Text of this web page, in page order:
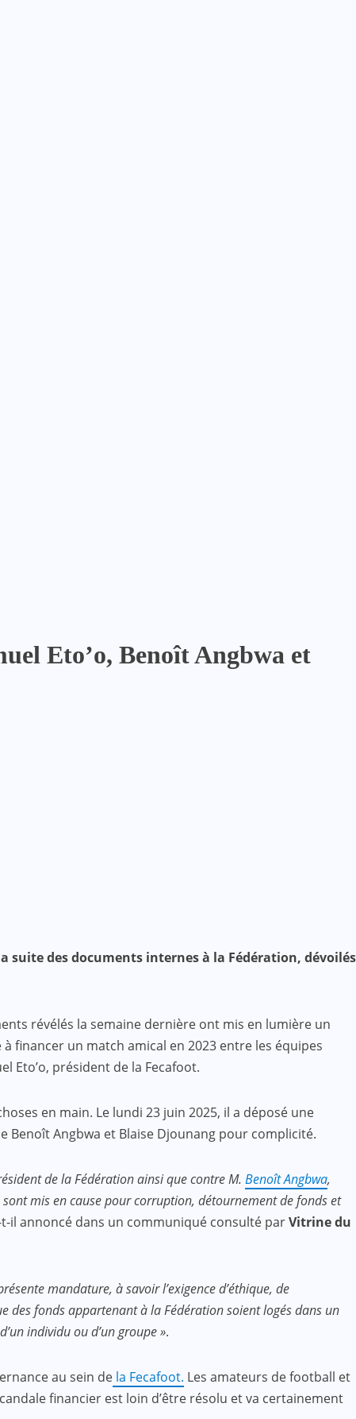
Eto’o, Benoît Angbwa et
des documents internes à la Fédération, dévoilés
révélés la semaine dernière ont mis en lumière un
financer un match amical en 2023 entre les équipes
Eto’o, président de la Fecafoot.
en main. Le lundi 23 juin 2025, il a déposé une
Benoît Angbwa et Blaise Djounang pour complicité.
de la Fédération ainsi que contre M. Benoît Angbwa,
mis en cause pour corruption, détournement de fonds et
il annoncé dans un communiqué consulté parVitrine du
mandature, à savoir l’exigence d’éthique, de
des fonds appartenant à la Fédération soient logés dans un
individu ou d’un groupe ».
au sein de la Fecafoot. Les amateurs de football et
financier est loin d’être résolu et va certainement